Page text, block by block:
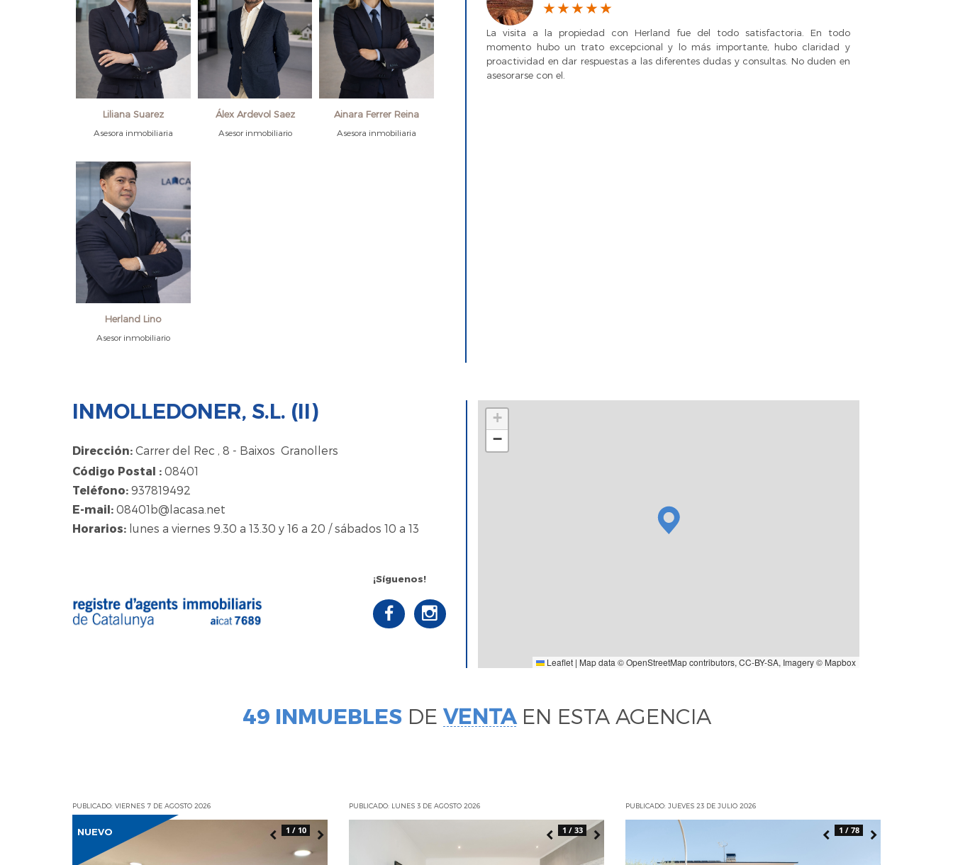
Liliana Suarez
Asesora inmobiliaria
Álex Ardevol Saez
Asesor inmobiliario
Ainara Ferrer Reina
Asesora inmobiliaria
Herland Lino
Asesor inmobiliario
La visita a la propiedad con Herland fue del todo satisfactoria. En todo
momento hubo un trato excepcional y lo más importante, hubo claridad y
proactividad en dar respuestas a las diferentes dudas y consultas. No duden en
asesorarse con el.
INMOLLEDONER, S.L. (II)
Dirección: Carrer del Rec , 8 - Baixos Granollers
Código Postal : 08401
Teléfono: 937819492
E-mail: 08401b@lacasa.net
Horarios: lunes a viernes 9.30 a 13.30 y 16 a 20 / sábados 10 a 13
¡Síguenos!
+
−
Leaflet | Map data ©OpenStreetMapcontributors, CC-BY-SA, Imagery © Mapbox
49 INMUEBLESDE VENTAEN ESTA AGENCIA
PUBLICADO: VIERNES 7 DE AGOSTO 2026
NUEVO 1 / 10
PUBLICADO: LUNES 3 DE AGOSTO 2026
1 / 33
PUBLICADO: JUEVES 23 DE JULIO 2026
1 / 78